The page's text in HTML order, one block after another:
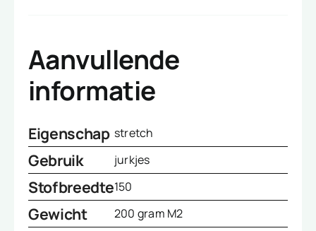
Aanvullende
informatie
Eigenschap stretch
Gebruik jurkjes
Stofbreedte150
Gewicht 200 gram M2